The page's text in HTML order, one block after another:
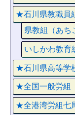
★石川県教職員
県教組（あち
いしかわ教育
★石川県高等学
★全国一般労組
★全港湾労組七